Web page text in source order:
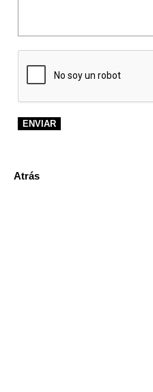
Atrás